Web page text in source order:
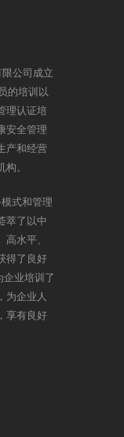
公司成立
的培训以
理认证培
安全管理
产和经营
。
式和管理
萃了以中
水平、
得了良好
业培训了
为企业人
享有良好